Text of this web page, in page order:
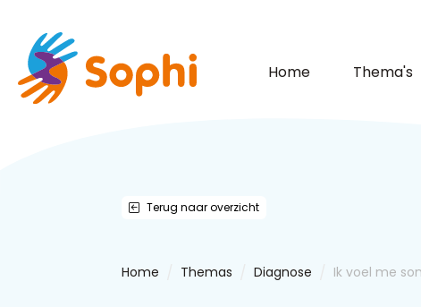
Home Thema's
Terug naar overzicht
Home Themas Diagnose Ik voel me